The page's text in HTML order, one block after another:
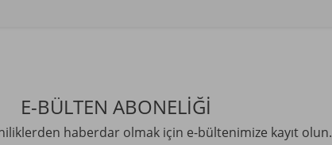
E-BÜLTEN ABONELİĞİ
haberdar olmak için e-bültenimize kayıt olun.